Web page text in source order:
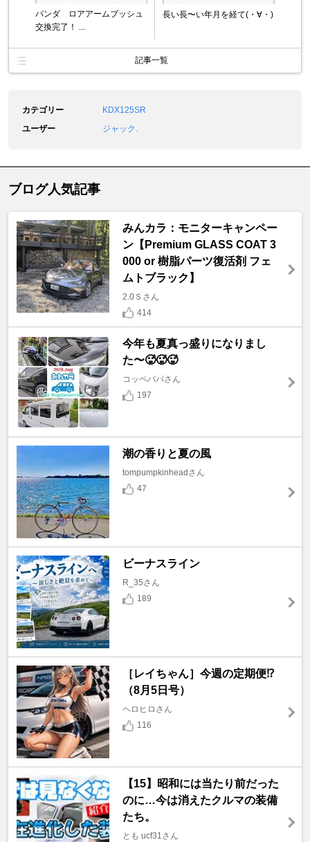
パンダ ロアアームブッシュ
交換完了！ ...
長い長〜い年月を経て(・∀・)
記事一覧
カテゴリー
KDX125SR
ユーザー
ジャック.
ブログ人気記事
みんカラ：モニターキャンペー
ン【Premium GLASS COAT 3
000 or 樹脂パーツ復活剤 フェ
ムトブラック】
2.0Ｓさん
414
今年も夏真っ盛りになりまし
た〜🥵🥵🥵
コッペパパさん
197
潮の香りと夏の風
tompumpkinheadさん
47
ビーナスライン
R_35さん
189
［レイちゃん］今週の定期便⁉️
（8月5日号）
ヘロヒロさん
116
【15】昭和には当たり前だった
のに…今は消えたクルマの装備
たち。
とも ucf31さん